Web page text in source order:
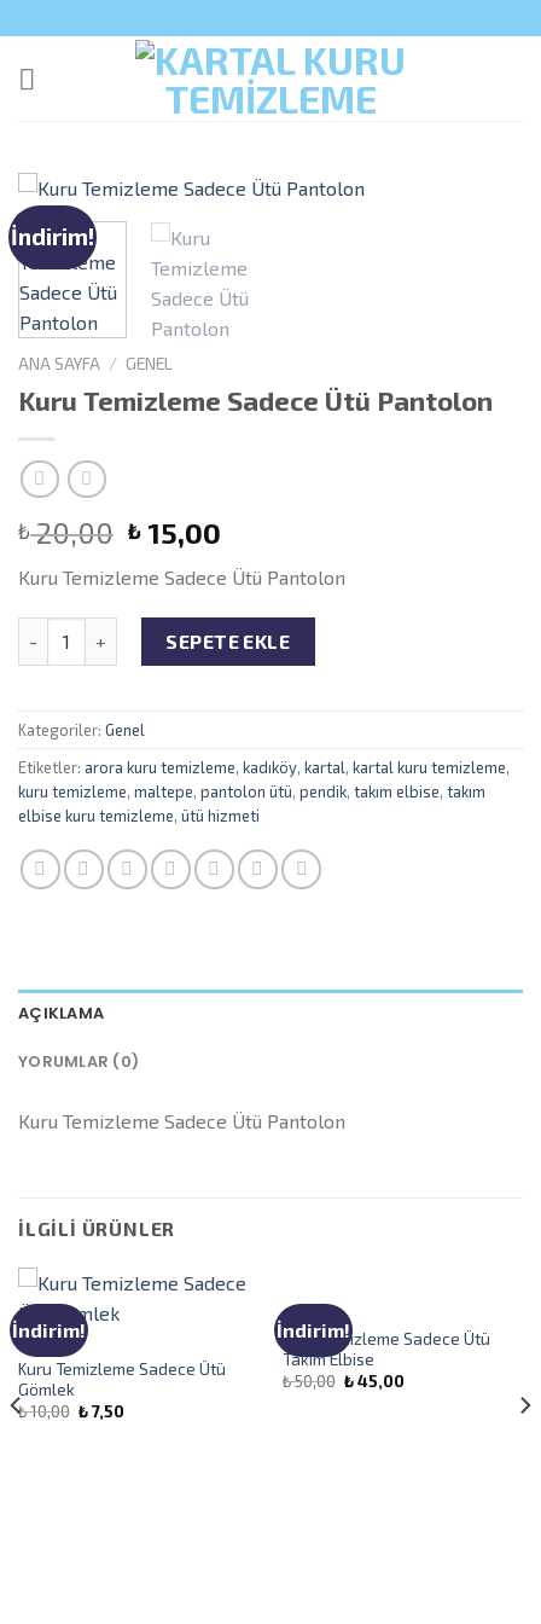
to
content
İndirim!
ANA SAYFA / GENEL
Kuru Temizleme Sadece Ütü Pantolon
₺20,00 ₺ 15,00
Kuru Temizleme Sadece Ütü Pantolon
SEPETE EKLE
Kategoriler: Genel
Etiketler: arora kuru temizleme, kadıköy, kartal, kartal kuru temizleme,
kuru temizleme, maltepe, pantolon ütü, pendik, takım elbise, takım
elbise kuru temizleme, ütü hizmeti
AÇIKLAMA
YORUMLAR (0)
Kuru Temizleme Sadece Ütü Pantolon
İLGILI ÜRÜNLER
İndirim!
GENEL
Kuru Temizleme Sadece Ütü
Gömlek
₺10,00 ₺7,50
İndirim!
GENEL
Kuru Temizleme Sadece Ütü
Takım Elbise
₺50,00 ₺45,00